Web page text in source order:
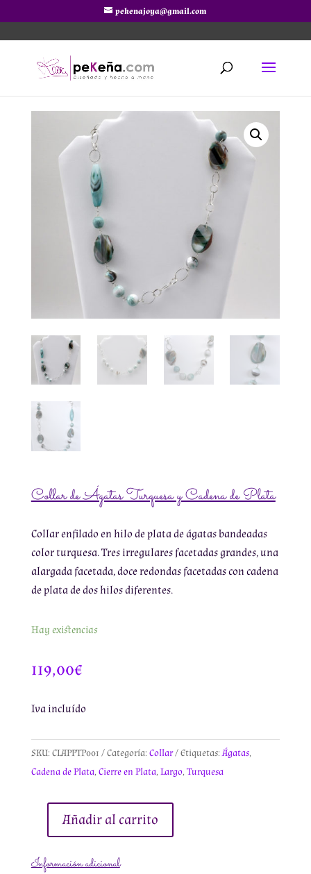
pekenajoya@gmail.com
Collar de Ágatas Turquesa y Cadena de Plata
Collar enfilado en hilo de plata de ágatas bandeadas
color turquesa. Tres irregulares facetadas grandes, una
alargada facetada, doce redondas facetadas con cadena
de plata de dos hilos diferentes.
Hay existencias
119,00€
Iva incluído
SKU: CLAPPTP001 Categoría: Collar Etiquetas:Ágatas,
Cadena de Plata, Cierre en Plata, Largo, Turquesa
Ágatas
Añadir al carrito
Información adicional